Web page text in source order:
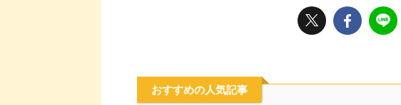
おすすめの人気記事